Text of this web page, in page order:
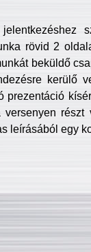
rövid 2
beküldő
kerülő
prezentáció
részt
leírásából egy